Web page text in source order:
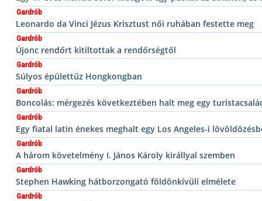
Gardrób
Leonardo da Vinci Jézus Krisztust női ruhában festette meg
Gardrób
Újonc rendőrt kitiltottak a rendőrségtől
Gardrób
Súlyos épülettűz Hongkongban
Gardrób
Boncolás: mérgezés következtében halt meg egy
Gardrób
Egy fiatal latin énekes meghalt egy Los Angeles-i
Gardrób
A három követelmény I. János Károly királlyal szemben
Gardrób
Stephen Hawking hátborzongató földönkívüli elmélete
Gardrób